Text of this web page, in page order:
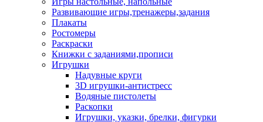
Развивающие игры,тренажеры,задания
Плакаты
Ростомеры
Раскраски
Книжки с заданиями,прописи
Игрушки
Надувные круги
3D игрушки-антистресс
Водяные пистолеты
Раскопки
Игрушки, указки, брелки, фигурки